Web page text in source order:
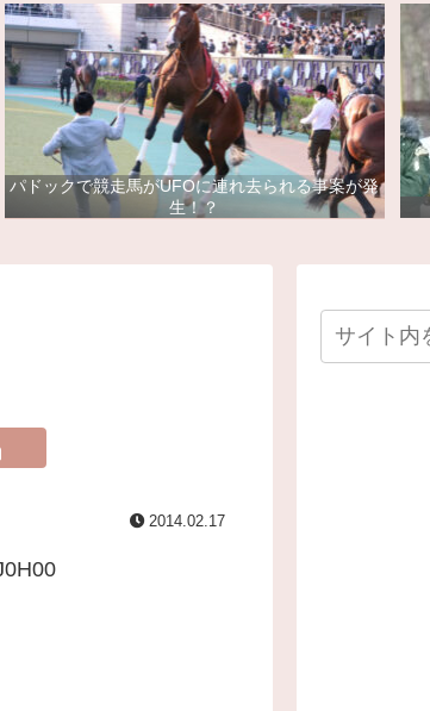
パドックで競走馬がUFOに連れ去られる事案が発
生！？
2014.02.17